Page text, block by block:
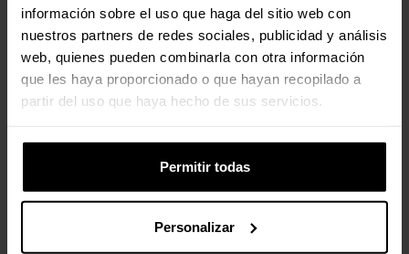
información sobre el uso que haga del sitio web con
nuestros partners de redes sociales, publicidad y análisis
web, quienes pueden combinarla con otra información
que les haya proporcionado o que hayan recopilado a
partir del uso que haya hecho de sus servicios.
Permitir todas
Personalizar
Especificaciones del Ventilador
Tamaño del Ventilador 120 mm
RPM Máximo del Ventilador 2600 rpm